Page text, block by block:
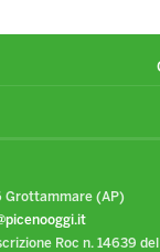
Grottammare (AP)
Roc n. 14639